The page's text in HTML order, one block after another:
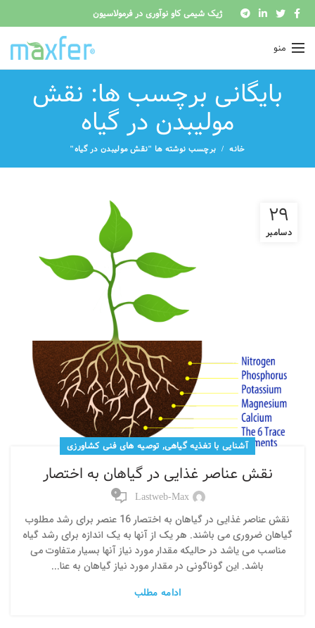
ژیک شیمی کاو نوآوری در فرمولاسیون
منو
بایگانی برچسب ها: نقش
مولیبدن در گیاه
خانه برچسب نوشته ها "نقش مولیبدن در گیاه"
29
دسامبر
آشنایی با تغذیه گیاهی, توصیه های فنی کشاورزی
نقش عناصر غذایی در گیاهان به اختصار
Lastweb-Max
0
نقش عناصر غذایی در گیاهان به اختصار 16 عنصر برای رشد مطلوب
گیاهان ضروری می باشند. هر یک از آنها به یک اندازه برای رشد گیاه
مناسب می یاشد در حالیکه مقدار مورد نیاز آنها بسیار متفاوت می
باشد. این گوناگونی در مقدار مورد نیاز گیاهان به عنا...
ادامه مطلب